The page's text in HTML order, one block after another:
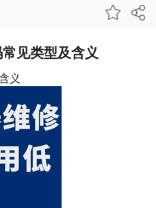
见类型及含义
义